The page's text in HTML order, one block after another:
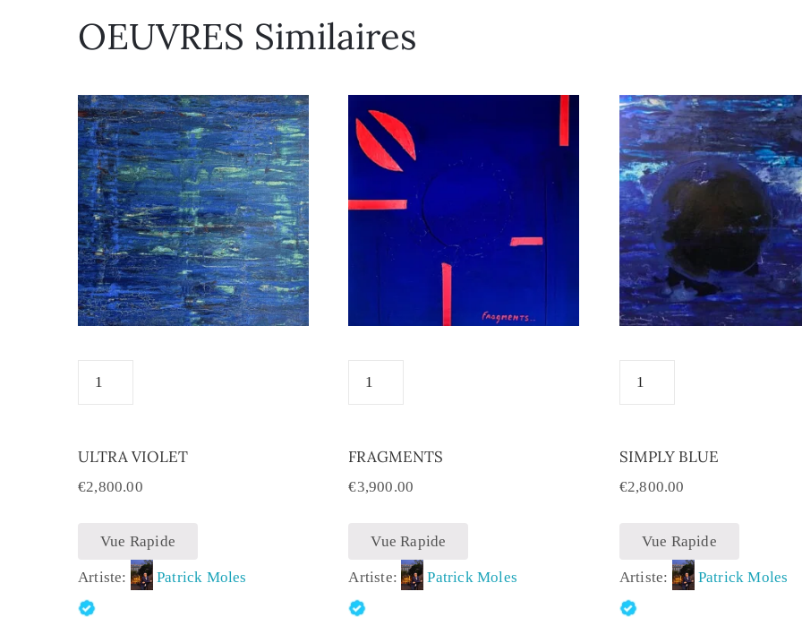
OEUVRES Similaires
ULTRA VIOLET
€2,800.00
Vue Rapide
Artiste: Patrick Moles
FRAGMENTS
€3,900.00
Vue Rapide
Artiste: Patrick Moles
SIMPLY BLUE
€2,800.00
Vue Rapide
Artiste: Patrick Moles